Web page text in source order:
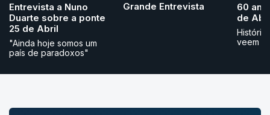
Entrevista a Nuno
Duarte sobre a ponte
25 de Abril
"Ainda hoje somos um
país de paradoxos"
Grande Entrevista
60
de
veem